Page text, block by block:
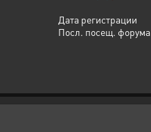
Дата регистрации
Посл. посещ. форума